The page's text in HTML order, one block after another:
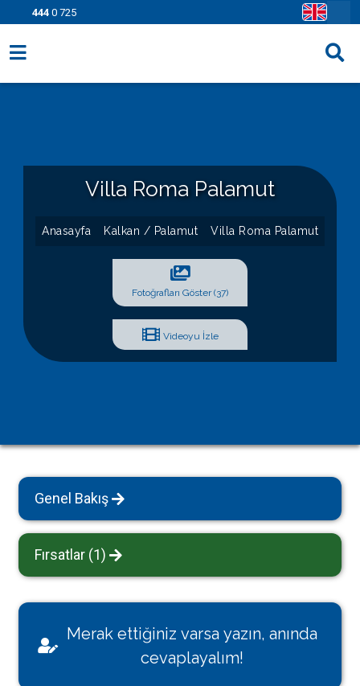
444 0 725
Fırsatlar
Bilgi Sayfaları
Blog
Villa Roma Palamut
Anasayfa Kalkan / Palamut Villa Roma Palamut
Fotoğrafları Göster (37)
Videoyu İzle
Genel Bakış
Fırsatlar (1)
Merak ettiğiniz varsa yazın, anında
cevaplayalım!